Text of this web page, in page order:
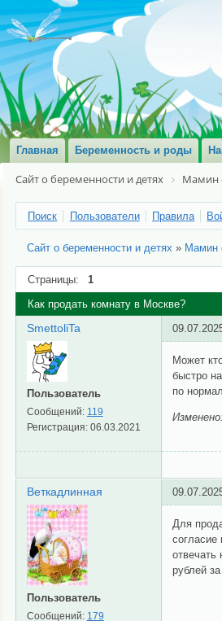
Главная Беременность и роды
Сайт о беременности и детях Мамин
Поиск Пользователи Правила
Сайт о беременности и детях » Мамин
Страницы: 1
Как продать комнату в Москве?
SmettoliTa
Пользователь
Сообщений: 119
Регистрация: 06.03.2021
Может
быстро
по
Изменено:
Веткадлинная
Пользователь
Сообщений: 179
Для
согласие
рублей